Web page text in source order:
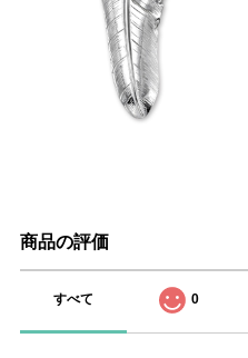
商品の評価
すべて 0